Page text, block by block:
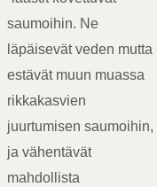
saumoihin. Ne
läpäisevät veden mutta
estävät muun muassa
rikkakasvien
juurtumisen saumoihin,
ja vähentävät
mahdollista